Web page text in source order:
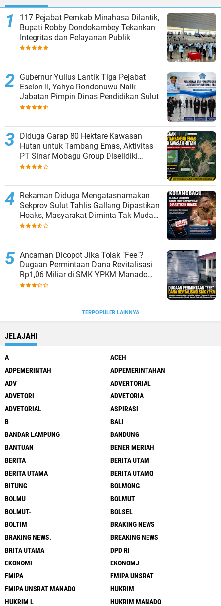
117 Pejabat Pemkab Minahasa Dilantik,
Bupati Robby Dondokambey Tekankan
Integritas dan Pelayanan Publik
Gubernur Yulius Lantik Tiga Pejabat
Eselon II, Yahya Rondonuwu Naik
Jabatan Pimpin Dinas Pendidikan Sulut
Diduga Garap 80 Hektare Kawasan
Hutan untuk Tambang Emas, Aktivitas
PT Sinar Mobagu Group Diselidiki
Aparat
Rekaman Diduga Mengatasnamakan
Sekprov Sulut Tahlis Gallang Dipastikan
Hoaks, Masyarakat Diminta Tak Mudah
Percaya
Ancaman Dicopot Jika Tolak "Fee"?
Dugaan Permintaan Dana Revitalisasi
Rp1,06 Miliar di SMK YPKM Manado
Berpotensi Terseret Kasus Tipikor
TERPOPULER LAINNYA
JELAJAHI
A
ACEH
ADPEMERINTAH
ADPEMERINTAHAN
ADV
ADVERTORIAL
ADVETORI
ADVETORIA
ADVETORIAL
ASPIRASI
B
BALI
BANDAR LAMPUNG
BANDUNG
BANTUAN
BENER MERIAH
BERITA
BERITA UTAM
BERITA UTAMA
BERITA UTAMQ
BITUNG
BOLMONG
BOLMU
BOLMUT
BOLMUT-
BOLSEL
BOLTIM
BRAKING NEWS
BRAKING NEWS.
BREAKING NEWS
BRITA UTAMA
DPD RI
EKONOMI
EKONOMJ
FMIPA
FMIPA UNSRAT
FMIPA UNSRAT MANADO
HUKRIM
HUKRIM L
HUKRIM MANADO